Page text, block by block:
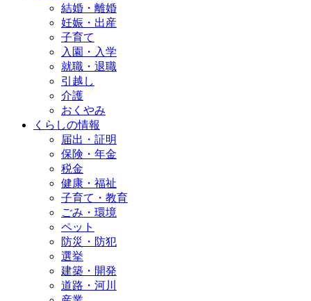
結婚・離婚
妊娠・出産
子育て
入園・入学
就職・退職
引越し
介護
おくやみ
くらしの情報
届出・証明
保険・年金
税金
健康・福祉
子育て・教育
ごみ・環境
ペット
防災・防犯
選挙
建築・開発
道路・河川